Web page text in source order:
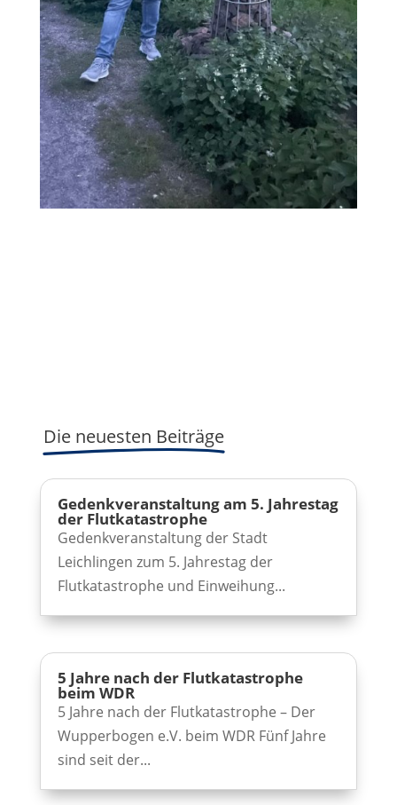
Die neuesten Beiträge
Gedenkveranstaltung am 5. Jahrestag
der Flutkatastrophe
Gedenkveranstaltung der Stadt
Leichlingen zum 5. Jahrestag der
Flutkatastrophe und Einweihung...
5 Jahre nach der Flutkatastrophe
beim WDR
5 Jahre nach der Flutkatastrophe – Der
Wupperbogen e.V. beim WDR Fünf Jahre
sind seit der...